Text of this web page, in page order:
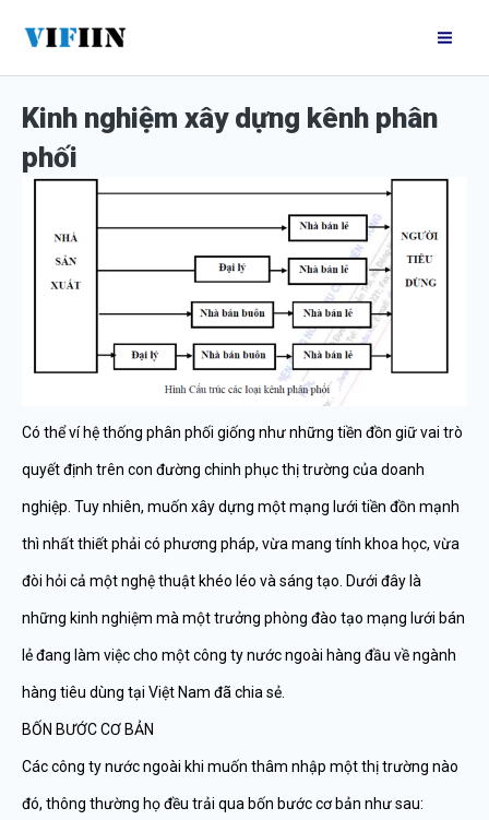
nội
dungKinh nghiệm xây dựng kênh phân
phối
Có thể ví hệ thống phân phối giống như những tiền đồn giữ vai trò
quyết định trên con đường chinh phục thị trường của doanh
nghiệp. Tuy nhiên, muốn xây dựng một mạng lưới tiền đồn mạnh
thì nhất thiết phải có phương pháp, vừa mang tính khoa học, vừa
đòi hỏi cả một nghệ thuật khéo léo và sáng tạo. Dưới đây là
những kinh nghiệm mà một trưởng phòng đào tạo mạng lưới bán
lẻ đang làm việc cho một công ty nước ngoài hàng đầu về ngành
hàng tiêu dùng tại Việt Nam đã chia sẻ.
BỐN BƯỚC CƠ BẢN
Các công ty nước ngoài khi muốn thâm nhập một thị trường nào
đó, thông thường họ đều trải qua bốn bước cơ bản như sau: